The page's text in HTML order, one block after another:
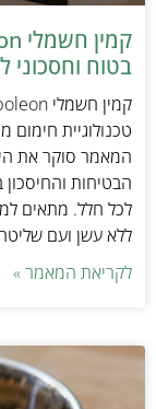
בטוח וחסכוני
טכנולוגיית
המאמר סוקר את
הבטיחות
לכל חלל. מתאים
ללא עשן ועם
לקריאת המאמר »